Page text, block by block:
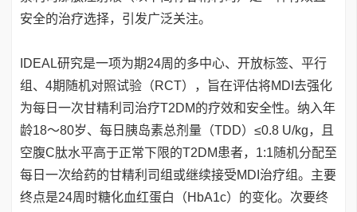
安全的治疗选择，引发广泛关注。
IDEAL研究是一项为期24周的多中心、开放标签、平行
组、4期随机对照试验（RCT），旨在评估将MDI去强化
为每日一次甘精利司治疗T2DM的疗效和安全性。纳入年
龄18～80岁、每日胰岛素总剂量（TDD）≤0.8 U/kg，且
空腹C肽水平高于正常下限的T2DM患者，1:1随机分配至
每日一次给药的甘精利司组或继续接受MDI治疗组。主要
终点是24周时糖化血红蛋白（HbA1c）的变化。次要终